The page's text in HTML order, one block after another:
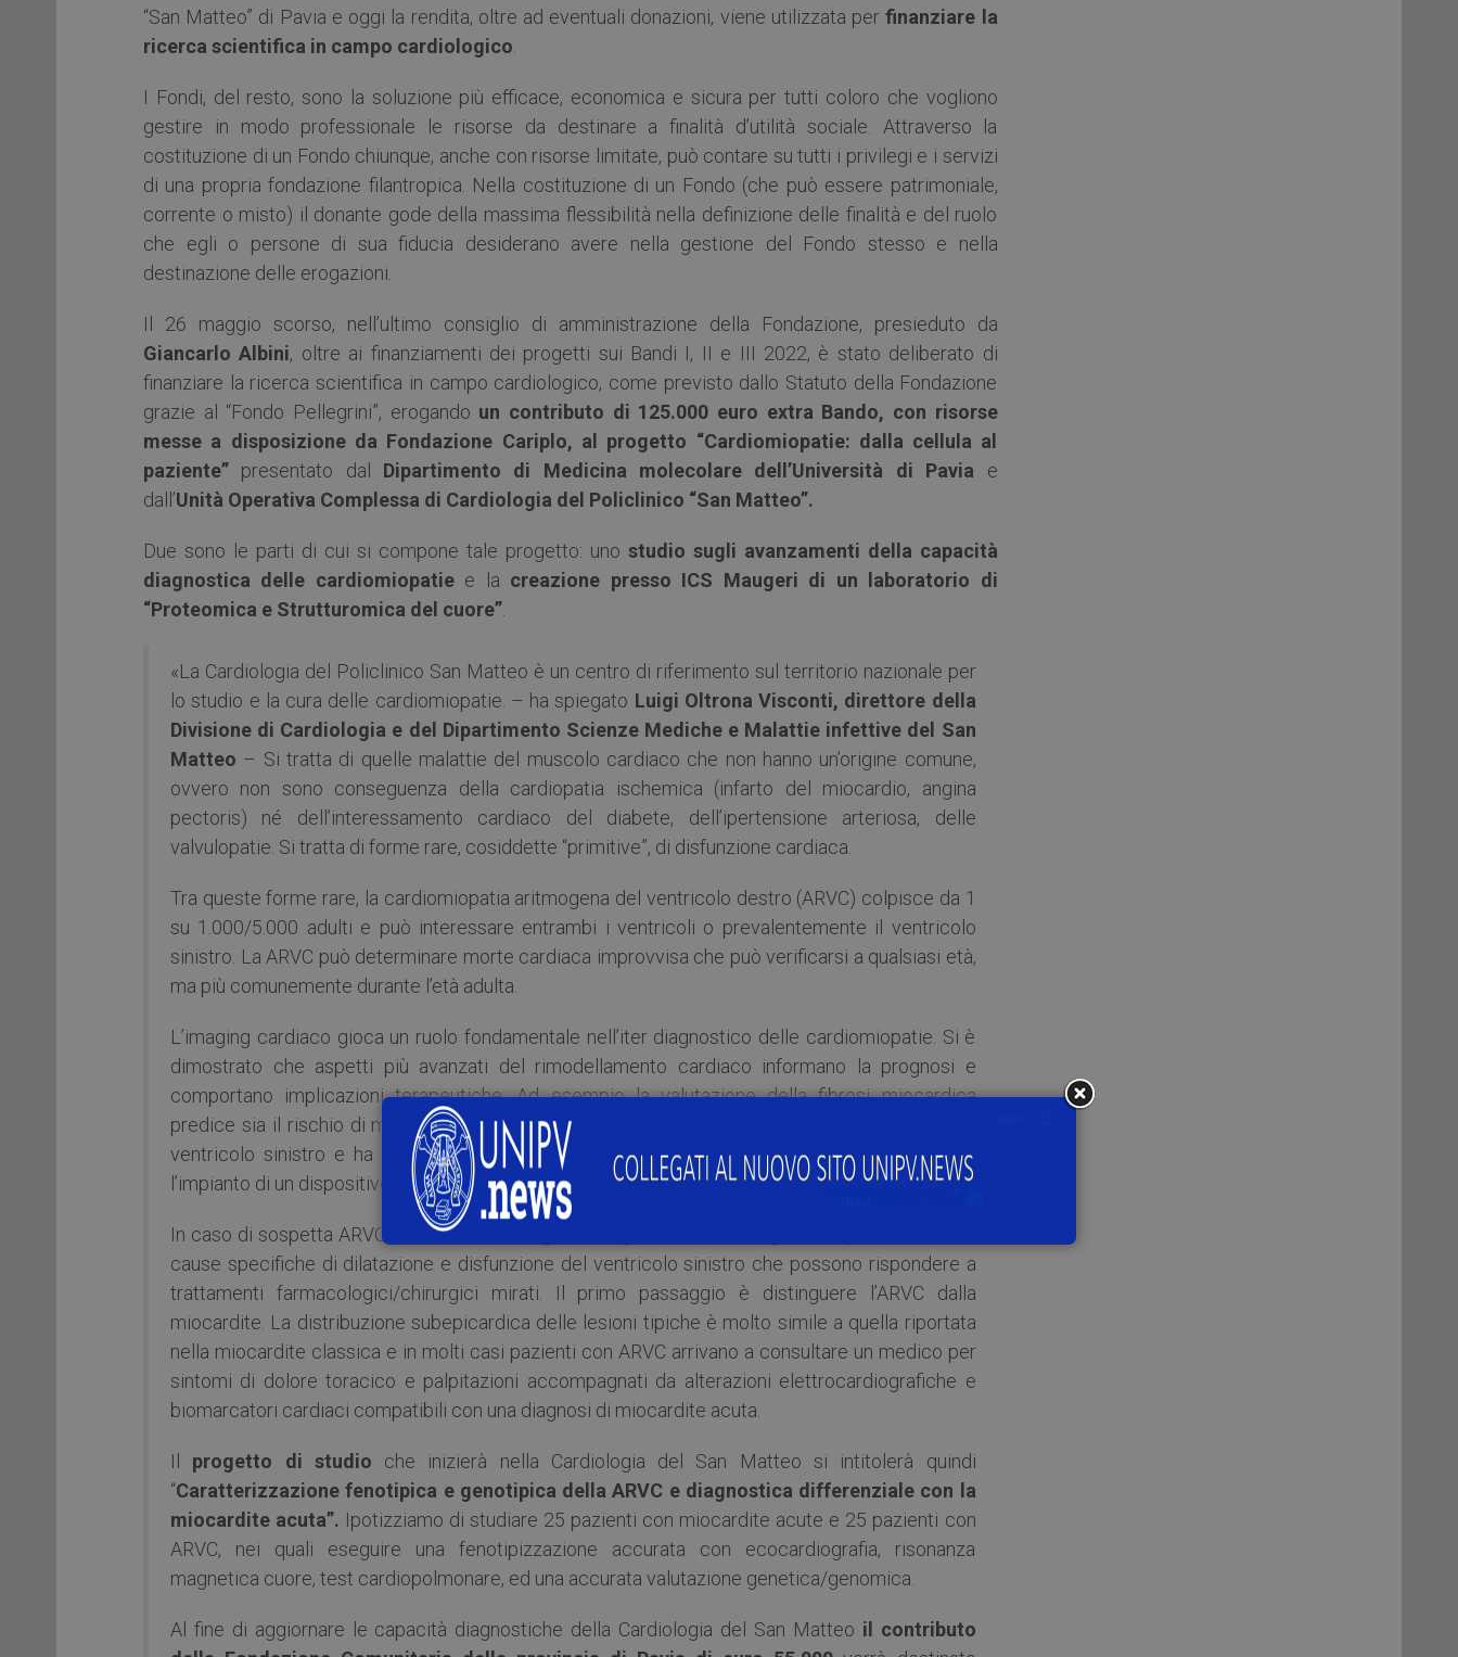
“San Matteo” di Pavia e oggi la rendita, oltre ad eventuali donazioni, viene utilizzata perfinanziare la
ricerca scientifica in campo cardiologico
I Fondi, del resto, sono la soluzione più efficace, economica e sicura per tutti coloro che vogliono
gestire in modo professionale le risorse da destinare a finalità d’utilità sociale. Attraverso la
costituzione di un Fondo chiunque, anche con risorse limitate, può contare su tutti i privilegi e i servizi
di una propria fondazione filantropica. Nella costituzione di un Fondo (che può essere patrimoniale,
corrente o misto) il donante gode della massima flessibilità nella definizione delle finalità e del ruolo
che egli o persone di sua fiducia desiderano avere nella gestione del Fondo stesso e nella
destinazione delle erogazioni.
Il 26 maggio scorso, nell’ultimo consiglio di amministrazione della Fondazione, presieduto da
Giancarlo Albini, oltre ai finanziamenti dei progetti sui Bandi I, II e III 2022, è stato deliberato di
finanziare la ricerca scientifica in campo cardiologico, come previsto dallo Statuto della Fondazione
grazie al “Fondo Pellegrini”, erogando un contributo di 125.000 euro extra Bando, con risorse
messe a disposizione da Fondazione Cariplo, al progetto “Cardiomiopatie: dalla cellula al
paziente” presentato dal Dipartimento di Medicina molecolare dell’Università di Pavia e
dall’Unità Operativa Complessa di Cardiologia del Policlinico “San Matteo”.
Due sono le parti di cui si compone tale progetto: uno studio sugli avanzamenti della capacità
diagnostica delle cardiomiopatiee la creazione presso ICS Maugeri di un laboratorio di
“Proteomica e Strutturomica del cuore”
«La Cardiologia del Policlinico San Matteo è un centro di riferimento sul territorio nazionale per
lo studio e la cura delle cardiomiopatie. – ha spiegato Luigi Oltrona Visconti, direttore della
Divisione di Cardiologia e del Dipartimento Scienze Mediche e Malattie infettive del San
Matteo – Si tratta di quelle malattie del muscolo cardiaco che non hanno un’origine comune,
ovvero non sono conseguenza della cardiopatia ischemica (infarto del miocardio, angina
pectoris) né dell’interessamento cardiaco del diabete, dell’ipertensione arteriosa, delle
valvulopatie. Si tratta di forme rare, cosiddette “primitive”, di disfunzione cardiaca.
Tra queste forme rare, la cardiomiopatia aritmogena del ventricolo destro (ARVC) colpisce da 1
su 1.000/5.000 adulti e può interessare entrambi i ventricoli o prevalentemente il ventricolo
sinistro. La ARVC può determinare morte cardiaca improvvisa che può verificarsi a qualsiasi età,
ma più comunemente durante l’età adulta.
L’imaging cardiaco gioca un ruolo fondamentale nell’iter diagnostico delle cardiomiopatie. Si è
dimostrato che aspetti più avanzati del rimodellamento cardiaco informano la prognosi e
comportano implicazioni terapeutiche. Ad esempio la valutazione della fibrosi miocardica
predice sia il rischio di morte cardiaca improvvisa sia la probabilità di recupero funzionale del
ventricolo sinistro e ha un potenziale significativo per guidare la selezione dei pazienti per
l’impianto di un dispositivo antitachicardico (ICD).
In caso di sospetta ARVC è necessario svolgere un rigoroso lavoro diagnostico per identificare
cause specifiche di dilatazione e disfunzione del ventricolo sinistro che possono rispondere a
trattamenti farmacologici/chirurgici mirati. Il primo passaggio è distinguere l’ARVC dalla
miocardite. La distribuzione subepicardica delle lesioni tipiche è molto simile a quella riportata
nella miocardite classica e in molti casi pazienti con ARVC arrivano a consultare un medico per
sintomi di dolore toracico e palpitazioni accompagnati da alterazioni elettrocardiografiche e
biomarcatori cardiaci compatibili con una diagnosi di miocardite acuta.
Il progetto di studio che inizierà nella Cardiologia del San Matteo si intitolerà quindi
“Caratterizzazione fenotipica e genotipica della ARVC e diagnostica differenziale con la
miocardite acuta”. Ipotizziamo di studiare 25 pazienti con miocardite acute e 25 pazienti con
ARVC, nei quali eseguire una fenotipizzazione accurata con ecocardiografia, risonanza
magnetica cuore, test cardiopolmonare, ed una accurata valutazione genetica/genomica.
Al fine di aggiornare le capacità diagnostiche della Cardiologia del San Matteo il contributo